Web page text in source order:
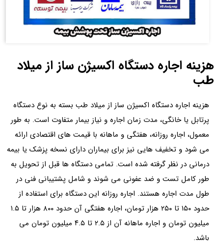
هزینه اجاره دستگاه اکسیژن ساز از میلاد
طب
هزینه اجاره دستگاه اکسیژن ساز از میلاد طب بسته به نوع دستگاه
پرتابل یا خانگی، مدت زمان اجاره و نیاز بیمار متفاوت است. به طور
معمول، اجاره روزانه، هفتگی و ماهانه با قیمت های اقتصادی ارائه
می شود و تخفیف هایی نیز برای بیماران دارای نسخه پزشک یا بیمه
درمانی در نظر گرفته شده است. تمامی دستگاه ها قبل از تحویل به
طور کامل تست و ضد عفونی می شوند و شامل پشتیبانی فنی در
طول مدت اجاره هستند. اجاره روزانه این دستگاه برای استفاده از
حدود ۱۵۰ تا ۲۵۰ هزار تومان، اجاره هفتگی آن حدود ۸۰۰ هزار تا ۱.۵
میلیون تومان و اجاره ماهانه آن از ۲.۵ تا ۴.۵ میلیون تومان می
باشد.